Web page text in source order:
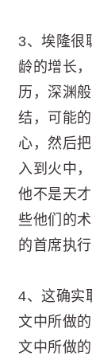
3、埃隆很
龄的增长
历，深渊
结，可能
心，然后
入到火中
他不是天
些他们的
的首席执
4、这确实
文中所做
文中所做